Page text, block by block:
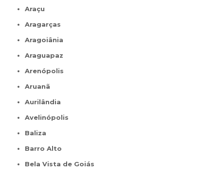
Araçu
Aragarças
Aragoiânia
Araguapaz
Arenópolis
Aruanã
Aurilândia
Avelinópolis
Baliza
Barro Alto
Bela Vista de Goiás